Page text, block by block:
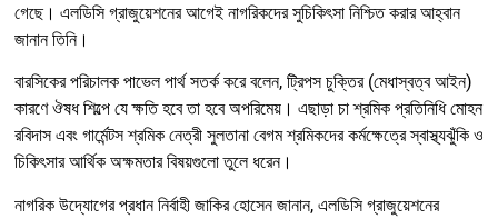
গেছে। এলডিসি গ্রাজুয়েশনের আগেই নাগরিকদের সুচিকিৎসা নিশ্চিত করার আহ্বান
জানান তিনি।
বারসিকের পরিচালক পাভেল পার্থ সতর্ক করে বলেন, ট্রিপস চুক্তির (মেধাস্বত্ব আইন)
কারণে ঔষধ শিল্পে যে ক্ষতি হবে তা হবে অপরিমেয়। এছাড়া চা শ্রমিক প্রতিনিধি মোহন
রবিদাস এবং গার্মেন্টস শ্রমিক নেত্রী সুলতানা বেগম শ্রমিকদের কর্মক্ষেত্রে স্বাস্থ্যঝুঁকি ও
চিকিৎসার আর্থিক অক্ষমতার বিষয়গুলো তুলে ধরেন।
নাগরিক উদ্যোগের প্রধান নির্বাহী জাকির হোসেন জানান, এলডিসি গ্রাজুয়েশনের